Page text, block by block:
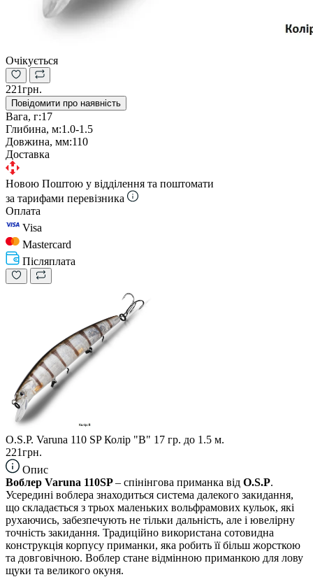
Очікується
221грн.
Повідомити про наявність
Вага, г:17
Глибина, м:1.0-1.5
Довжина, мм:110
Доставка
Новою Поштою у відділення та поштомати
за тарифами перевізника
Оплата
Visa
Mastercard
Післяплата
O.S.P. Varuna 110 SP Колір "B" 17 гр. до 1.5 м.
221грн.
Опис
Воблер Varuna 110SP– спінінгова приманка від O.S.P.
Усередині воблера знаходиться система далекого закидання,
що складається з трьох маленьких вольфрамових кульок, які
рухаючись, забезпечують не тільки дальність, але і ювелірну
точність закидання. Традиційно використана сотовидна
конструкція корпусу приманки, яка робить її більш жорсткою
та довговічною. Воблер стане відмінною приманкою для лову
щуки та великого окуня.